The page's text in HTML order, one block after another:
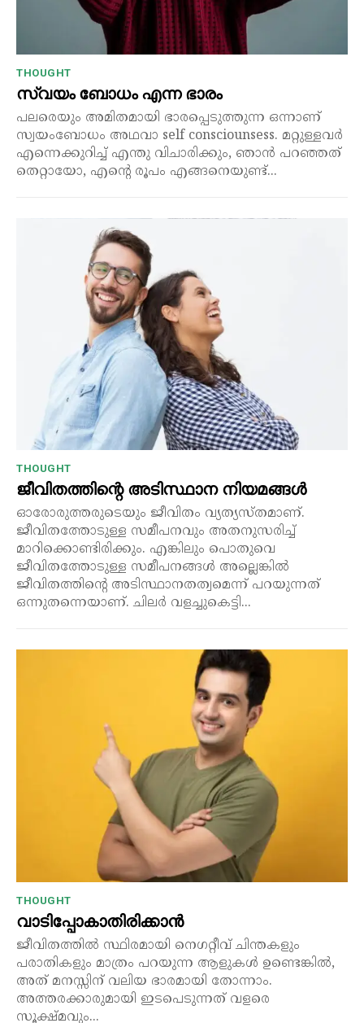
THOUGHT
സ്വയം ബോധം എന്ന ഭാരം
പലരെയും അമിതമായി ഭാരപ്പെടുത്തുന്ന ഒന്നാണ്
സ്വയംബോധം അഥവാ self consciounsess. മറ്റുള്ളവർ
എന്നെക്കുറിച്ച് എന്തു വിചാരിക്കും, ഞാൻ പറഞ്ഞത്
തെറ്റായോ, എന്റെ രൂപം എങ്ങനെയുണ്ട്...
THOUGHT
ജീവിതത്തിന്റെ അടിസ്ഥാന നിയമങ്ങൾ
ഓരോരുത്തരുടെയും ജീവിതം വ്യത്യസ്തമാണ്.
ജീവിതത്തോടുള്ള സമീപനവും അതനുസരിച്ച്
മാറിക്കൊണ്ടിരിക്കും. എങ്കിലും പൊതുവെ
ജീവിതത്തോടുള്ള സമീപനങ്ങൾ അല്ലെങ്കിൽ
ജീവിതത്തിന്റെ അടിസ്ഥാനതത്വമെന്ന് പറയുന്നത്
ഒന്നുതന്നെയാണ്. ചിലർ വളച്ചുകെട്ടി...
THOUGHT
വാടിപ്പോകാതിരിക്കാൻ
ജീവിതത്തിൽ സ്ഥിരമായി നെഗറ്റീവ് ചിന്തകളും
പരാതികളും മാത്രം പറയുന്ന ആളുകൾ ഉണ്ടെങ്കിൽ,
അത് മനസ്സിന് വലിയ ഭാരമായി തോന്നാം.
അത്തരക്കാരുമായി ഇടപെടുന്നത് വളരെ
സൂക്ഷ്മവും...